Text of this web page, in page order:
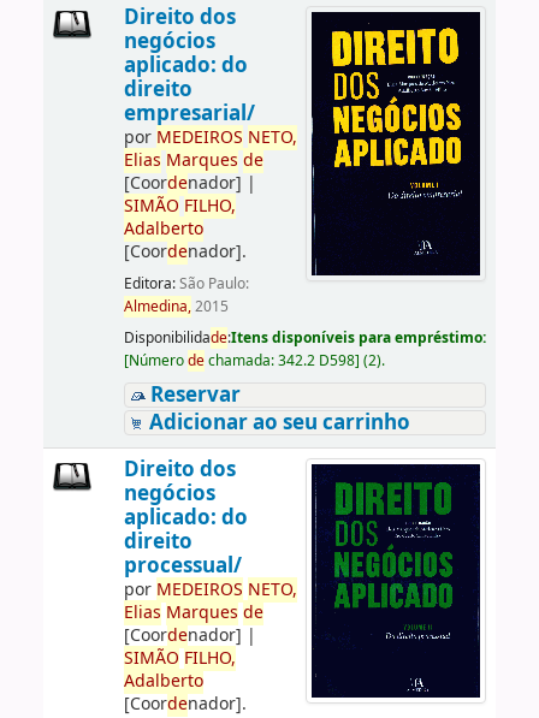
Direito dos
negócios
aplicado: do
direito
empresarial/
por MEDEIROS NETO,
Elias Marques de
[Coordenador] |
SIMÃO FILHO,
Adalberto
[Coordenador].
Editora:São Paulo:
Almedina,2015
Disponibilidade:Itens disponíveis para empréstimo:
[Númerodechamada:342.2 D598] (2).
Reservar
Adicionar ao seu carrinho
Direito dos
negócios
aplicado: do
direito
processual/
por MEDEIROS NETO,
Elias Marques de
[Coordenador] |
SIMÃO FILHO,
Adalberto
[Coordenador].